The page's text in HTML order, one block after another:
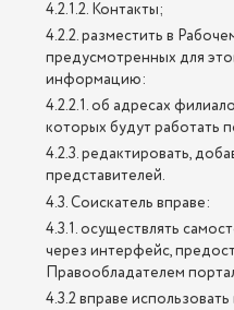
4.2.1.2. Контакты;
4.2.2. разместить в
предусмотренных для
информацию:
4.2.2.1. об адресах
которых будут работать
4.2.3. редактировать,
представителей.
4.3. Соискатель вправе:
4.3.1. осуществлять
через интерфейс,
Правообладателем
4.3.2 вправе